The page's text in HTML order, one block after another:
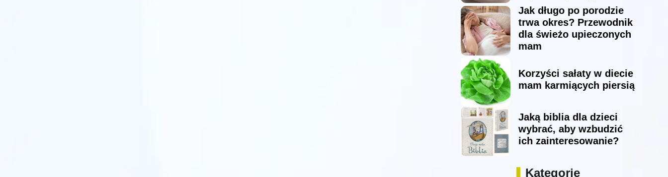
Jak długo po porodzie
trwa okres? Przewodnik
dla świeżo upieczonych
mam
Korzyści sałaty w diecie
mam karmiących piersią
Jaką biblia dla dzieci
wybrać, aby wzbudzić
ich zainteresowanie?
Kategorie